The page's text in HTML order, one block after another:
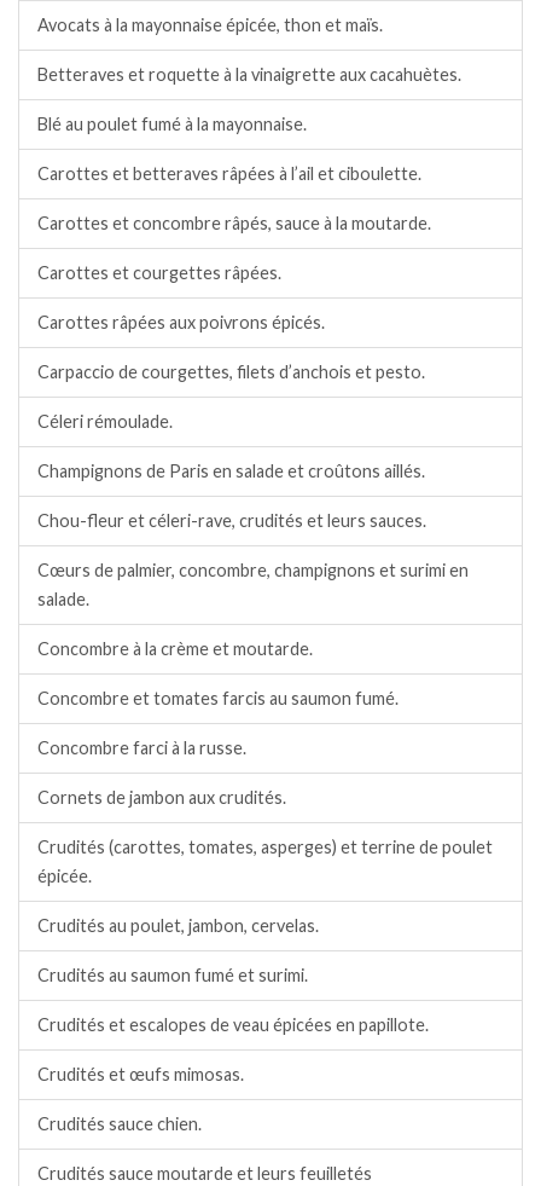
Avocats à la mayonnaise épicée, thon et maïs.
Betteraves et roquette à la vinaigrette aux cacahuètes.
Blé au poulet fumé à la mayonnaise.
Carottes et betteraves râpées à l’ail et ciboulette.
Carottes et concombre râpés, sauce à la moutarde.
Carottes et courgettes râpées.
Carottes râpées aux poivrons épicés.
Carpaccio de courgettes, filets d’anchois et pesto.
Céleri rémoulade.
Champignons de Paris en salade et croûtons aillés.
Chou-fleur et céleri-rave, crudités et leurs sauces.
Cœurs de palmier, concombre, champignons et surimi en
salade.
Concombre à la crème et moutarde.
Concombre et tomates farcis au saumon fumé.
Concombre farci à la russe.
Cornets de jambon aux crudités.
Crudités (carottes, tomates, asperges) et terrine de poulet
épicée.
Crudités au poulet, jambon, cervelas.
Crudités au saumon fumé et surimi.
Crudités et escalopes de veau épicées en papillote.
Crudités et œufs mimosas.
Crudités sauce chien.
Crudités sauce moutarde et leurs feuilletés